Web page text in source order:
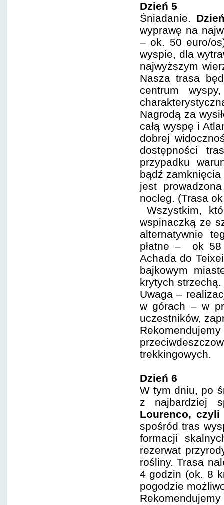
Dzień 5
Śniadanie.
wyprawę na
– ok. 50 euro/
wyspie, dla
najwyższym
Nasza trasa
centrum
Nagrodą za
całą wyspę i
dobrej
dostępności
przypadku
bądź
jest
nocleg. (Trasa
Wszystkim,
wspinaczką ze
alternatywnie
płatne – ok 58
Achada do
bajkowym
krytych strzechą.
Uwaga –
w górach – w
uczestników,
trekkingowych.
Dzień 6
W tym dniu, po
z najbardziej
Lourenco, czyli
spośród tras
formacji
rezerwat
rośliny. Trasa
4 godzin (ok. 8
pogodzie